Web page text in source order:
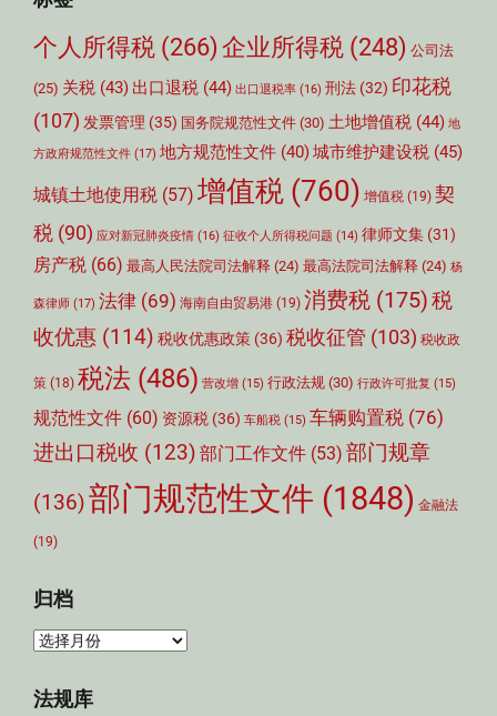
个人所得税 (266) 企业所得税 (248) 公司法
(25) 关税 (43) 出口退税 (44) 出口退税率 (16) 刑法 (32) 印花税
(107) 发票管理 (35) 国务院规范性文件 (30) 土地增值税 (44) 地
方政府规范性文件 (17) 地方规范性文件 (40)城市维护建设税 (45)
城镇土地使用税 (57) 增值税 (760) 增值税 (19) 契
税 (90) 应对新冠肺炎疫情 (16) 征收个人所得税问题 (14) 律师文集 (31)
房产税 (66) 最高人民法院司法解释 (24) 最高法院司法解释 (24) 杨
森律师 (17) 法律 (69) 海南自由贸易港 (19) 消费税 (175)税
收优惠 (114) 税收优惠政策 (36) 税收征管 (103) 税收政
策 (18) 税法 (486) 营改增 (15) 行政法规 (30) 行政许可批复 (15)
规范性文件 (60) 资源税 (36) 车船税 (15) 车辆购置税 (76)
进出口税收 (123) 部门工作文件 (53) 部门规章
(136)部门规范性文件 (1848) 金融法
(19)
归档
归
法规库